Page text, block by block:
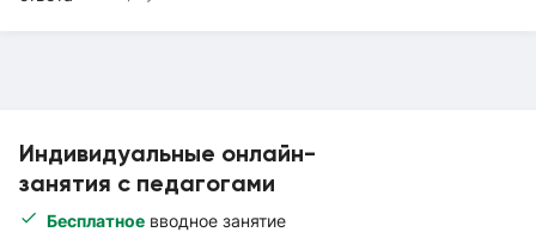
Индивидуальные онлайн-
занятия с педагогами
Бесплатное вводное занятие